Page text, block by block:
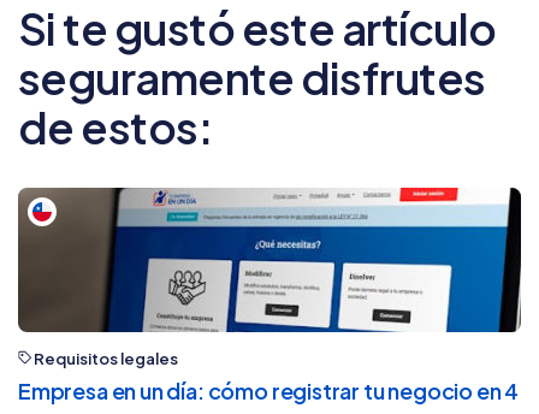
Si te gustó este artículo
seguramente disfrutes
de estos:
Requisitos legales
Empresa en un día: cómo registrar tu negocio en 4